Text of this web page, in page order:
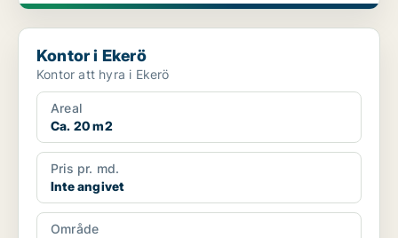
Kontor i Ekerö
Kontor i Ekerö
Kontor att hyra i Ekerö
Areal
Ca. 20 m2
Pris pr. md.
Inte angivet
Område